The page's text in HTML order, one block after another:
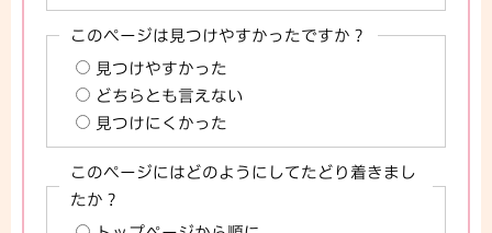
このページは見つけやすかったですか？
見つけやすかった
どちらとも言えない
見つけにくかった
このページにはどのようにしてたどり着きまし
たか？